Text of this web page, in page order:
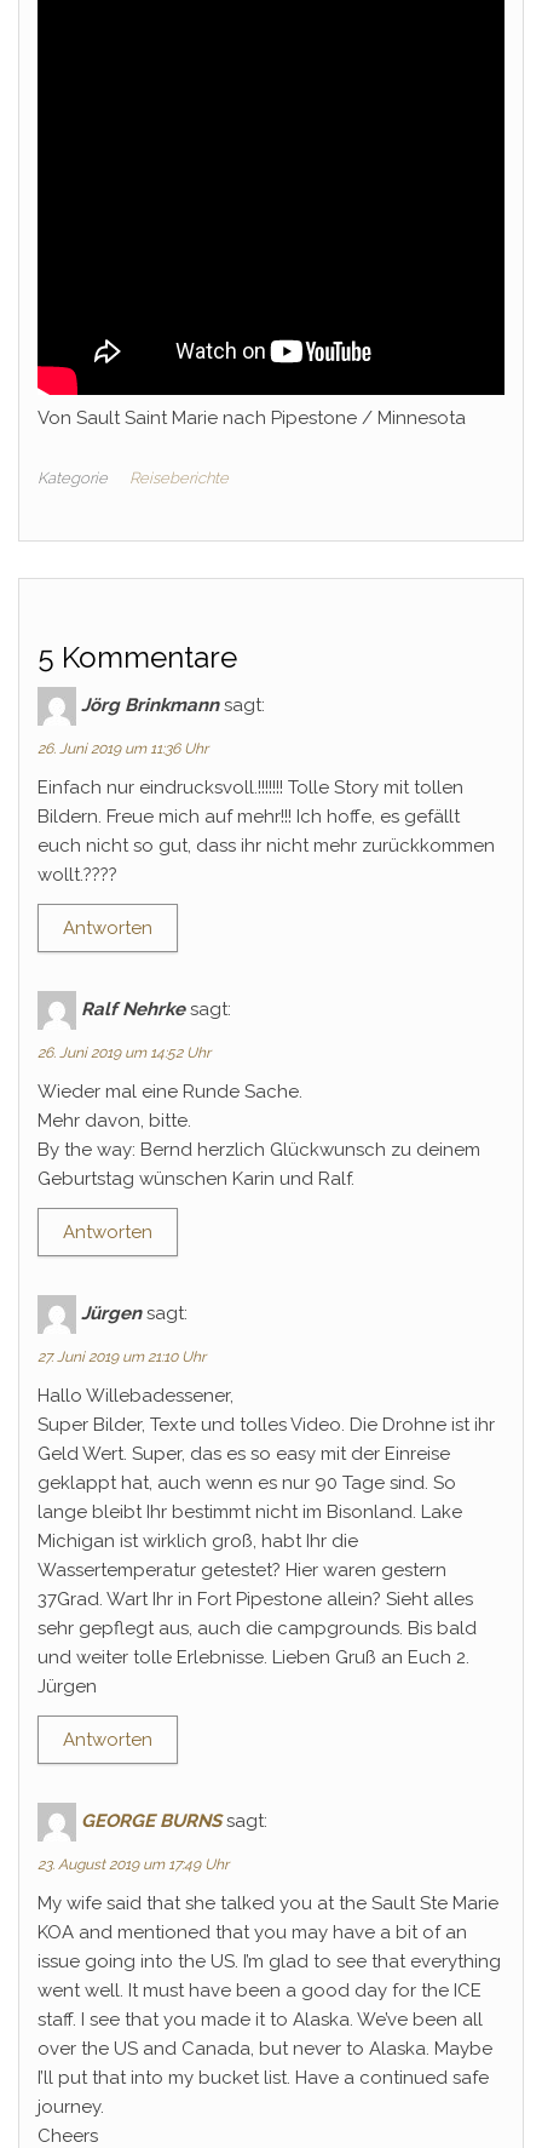
Von Sault Saint Marie nach Pipestone / Minnesota
Kategorie Reiseberichte
5 Kommentare
Jörg Brinkmann sagt:
26. Juni 2019 um 11:36 Uhr
Einfach nur eindrucksvoll.!!!!!!! Tolle Story mit tollen
Bildern. Freue mich auf mehr!!! Ich hoffe, es gefällt
euch nicht so gut, dass ihr nicht mehr zurückkommen
wollt.????
Antworten
Ralf Nehrke sagt:
26. Juni 2019 um 14:52 Uhr
Wieder mal eine Runde Sache.
Mehr davon, bitte.
By the way: Bernd herzlich Glückwunsch zu deinem
Geburtstag wünschen Karin und Ralf.
Antworten
Jürgen sagt:
27. Juni 2019 um 21:10 Uhr
Hallo Willebadessener,
Super Bilder, Texte und tolles Video. Die Drohne ist ihr
Geld Wert. Super, das es so easy mit der Einreise
geklappt hat, auch wenn es nur 90 Tage sind. So
lange bleibt Ihr bestimmt nicht im Bisonland. Lake
Michigan ist wirklich groß, habt Ihr die
Wassertemperatur getestet? Hier waren gestern
37Grad. Wart Ihr in Fort Pipestone allein? Sieht alles
sehr gepflegt aus, auch die campgrounds. Bis bald
und weiter tolle Erlebnisse. Lieben Gruß an Euch 2.
Jürgen
Antworten
GEORGE BURNS sagt:
23. August 2019 um 17:49 Uhr
My wife said that she talked you at the Sault Ste Marie
KOA and mentioned that you may have a bit of an
issue going into the US. I’m glad to see that everything
went well. It must have been a good day for the ICE
staff. I see that you made it to Alaska. We’ve been all
over the US and Canada, but never to Alaska. Maybe
I’ll put that into my bucket list. Have a continued safe
journey.
Cheers